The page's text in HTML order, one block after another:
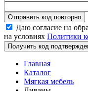
Отправить код повторно
Даю согласие на
на условиях Политики
Получить код
Главная
Каталог
Мягкая мебель